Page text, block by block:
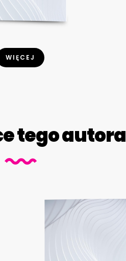
WIĘCEJ
tego autora